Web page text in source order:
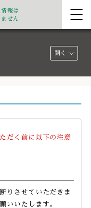
報は
せん
開く
だく前に以下の注意
りさせていただきま
いいたします。